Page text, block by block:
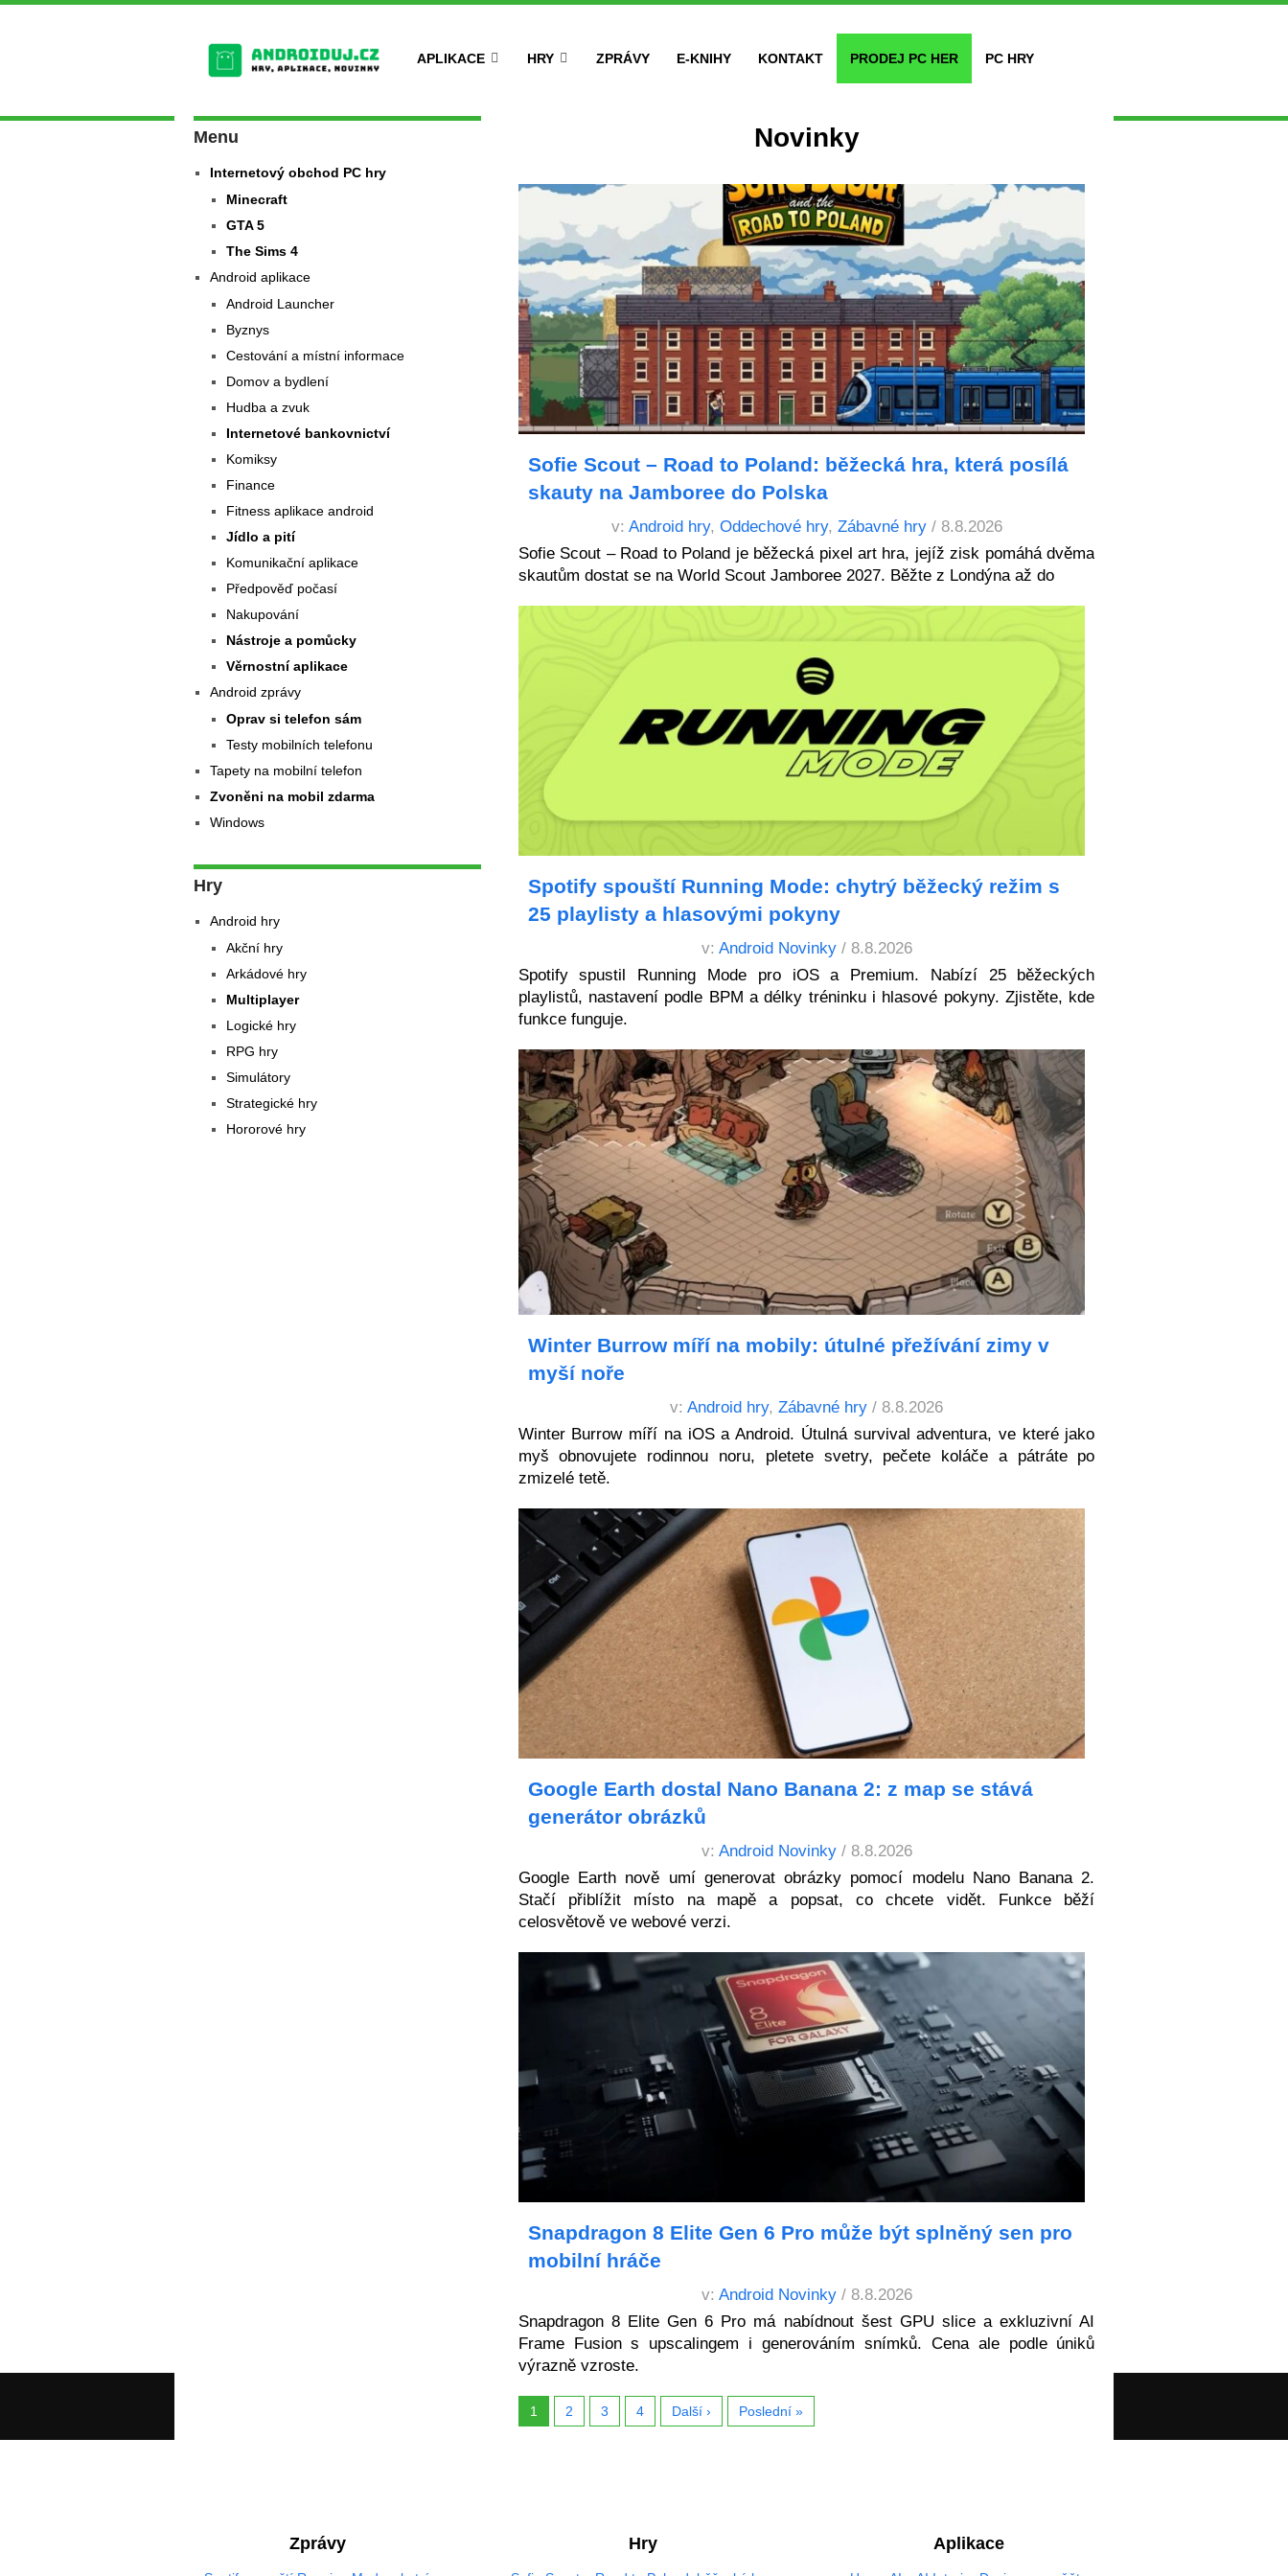
APLIKACE HRY ZPRÁVY E-KNIHY KONTAKT PRODEJ PC HER PC HRY
Novinky
Sofie Scout – Road to Poland: běžecká hra, která posílá
skauty na Jamboree do Polska
v: Android hry, Oddechové hry, Zábavné hry / 8.8.2026
Sofie Scout – Road to Poland je běžecká pixel art hra, jejíž zisk pomáhá dvěma
skautům dostat se na World Scout Jamboree 2027. Běžte z Londýna až do
Spotify spouští Running Mode: chytrý běžecký režim s
25 playlisty a hlasovými pokyny
v: Android Novinky / 8.8.2026
Spotify spustil Running Mode pro iOS a Premium. Nabízí 25 běžeckých
playlistů, nastavení podle BPM a délky tréninku i hlasové pokyny. Zjistěte, kde
funkce funguje.
Winter Burrow míří na mobily: útulné přežívání zimy v
myší noře
v:Android hry,Zábavné hry / 8.8.2026
Winter Burrow míří na iOS a Android. Útulná survival adventura, ve které jako
myš obnovujete rodinnou noru, pletete svetry, pečete koláče a pátráte po
zmizelé tetě.
Google Earth dostal Nano Banana 2: z map se stává
generátor obrázků
v: Android Novinky / 8.8.2026
Google Earth nově umí generovat obrázky pomocí modelu Nano Banana 2.
Stačí přiblížit místo na mapě a popsat, co chcete vidět. Funkce běží
celosvětově ve webové verzi.
Snapdragon 8 Elite Gen 6 Pro může být splněný sen pro
mobilní hráče
v: Android Novinky / 8.8.2026
Snapdragon 8 Elite Gen 6 Pro má nabídnout šest GPU slice a exkluzivní AI
Frame Fusion s upscalingem i generováním snímků. Cena ale podle úniků
výrazně vzroste.
1 2 3 4 Další › Poslední »
Menu
Internetový obchod PC hry
Minecraft
GTA 5
The Sims 4
Android aplikace
Android Launcher
Byznys
Cestování a místní informace
Domov a bydlení
Hudba a zvuk
Internetové bankovnictví
Komiksy
Finance
Fitness aplikace android
Jídlo a pití
Komunikační aplikace
Předpověď počasí
Nakupování
Nástroje a pomůcky
Věrnostní aplikace
Android zprávy
Oprav si telefon sám
Testy mobilních telefonu
Tapety na mobilní telefon
Zvoněni na mobil zdarma
Windows
Hry
Android hry
Akční hry
Arkádové hry
Multiplayer
Logické hry
RPG hry
Simulátory
Strategické hry
Hororové hry
Zprávy Hry Aplikace